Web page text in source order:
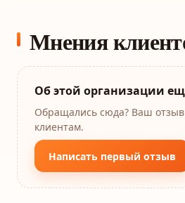
Мнения
Об этой организации
Обращались сюда? Ваш
клиентам.
Написать первый отзыв